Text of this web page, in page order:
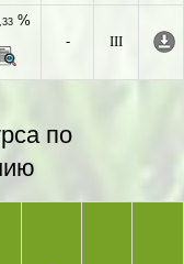
%
-
III
по